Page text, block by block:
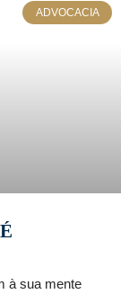
ADVOCACIA
à sua mente